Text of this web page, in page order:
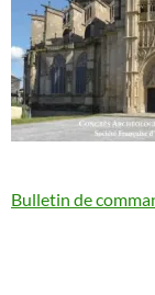
Bulletin de